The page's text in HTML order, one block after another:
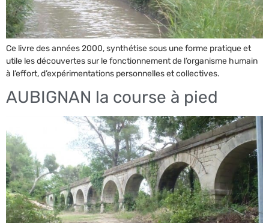
Ce livre des années 2000, synthétise sous une forme pratique et
utile les découvertes sur le fonctionnement de l’organisme humain
à l’effort, d’expérimentations personnelles et collectives.
AUBIGNAN la course à pied